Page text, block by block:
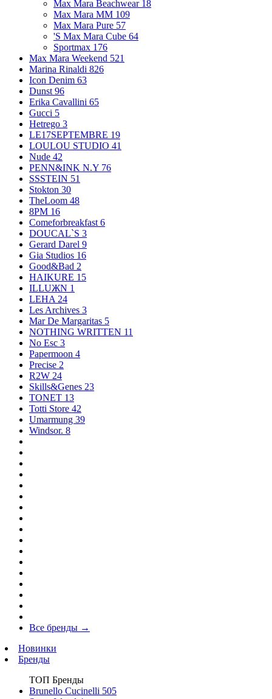
Max Mara Beachwear 18
Max Mara MM 109
Max Mara Pure 57
'S Max Mara Cube 64
Sportmax 176
Max Mara Weekend 521
Marina Rinaldi 826
Icon Denim 63
Dunst 96
Erika Cavallini 65
Gucci 5
Hetrego 3
LE17SEPTEMBRE 19
LOULOU STUDIO 41
Nude 42
PENN&INK N.Y 76
SSSTEIN 51
Stokton 30
TheLoom 48
8PM 16
Comeforbreakfast 6
DOUCAL`S 3
Gerard Darel 9
Gia Studios 16
Good&Bad 2
HAIKURE 15
ILLUЖN 1
LEHA 24
Les Archives 3
Mar De Margaritas 5
NOTHING WRITTEN 11
No Esc 3
Papermoon 4
Precise 2
R2W 24
Skills&Genes 23
TONET 13
Totti Store 42
Umarmung 39
Windsor. 8
Все бренды →
Новинки
Бренды
ТОП Бренды
Brunello Cucinelli 505